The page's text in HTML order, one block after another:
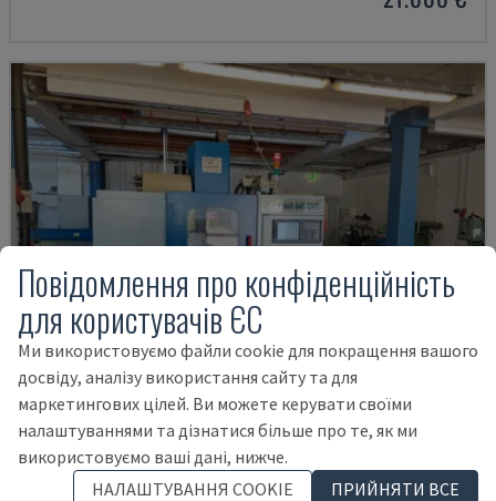
X-MILL 640
KNUTH - ВЕРТИКАЛЬНИЙ ОБРОБНИЙ ЦЕНТР
Повідомлення про конфіденційність
для користувачів ЄС
Ми використовуємо файли cookie для покращення вашого
досвіду, аналізу використання сайту та для
маркетингових цілей. Ви можете керувати своїми
налаштуваннями та дізнатися більше про те, як ми
використовуємо ваші дані, нижче.
НАЛАШТУВАННЯ COOKIE
ПРИЙНЯТИ ВСЕ